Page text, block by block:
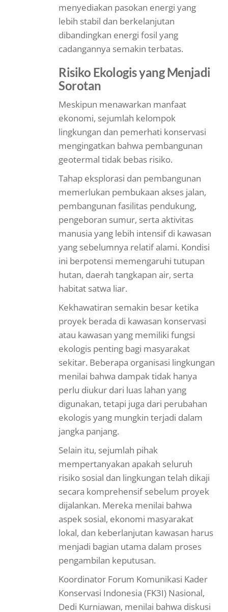
menyediakan pasokan energi yang
lebih stabil dan berkelanjutan
dibandingkan energi fosil yang
cadangannya semakin terbatas.
Risiko Ekologis yang Menjadi
Sorotan
Meskipun menawarkan manfaat
ekonomi, sejumlah kelompok
lingkungan dan pemerhati konservasi
mengingatkan bahwa pembangunan
geotermal tidak bebas risiko.
Tahap eksplorasi dan pembangunan
memerlukan pembukaan akses jalan,
pembangunan fasilitas pendukung,
pengeboran sumur, serta aktivitas
manusia yang lebih intensif di kawasan
yang sebelumnya relatif alami. Kondisi
ini berpotensi memengaruhi tutupan
hutan, daerah tangkapan air, serta
habitat satwa liar.
Kekhawatiran semakin besar ketika
proyek berada di kawasan konservasi
atau kawasan yang memiliki fungsi
ekologis penting bagi masyarakat
sekitar. Beberapa organisasi lingkungan
menilai bahwa dampak tidak hanya
perlu diukur dari luas lahan yang
digunakan, tetapi juga dari perubahan
ekologis yang mungkin terjadi dalam
jangka panjang.
Selain itu, sejumlah pihak
mempertanyakan apakah seluruh
risiko sosial dan lingkungan telah dikaji
secara komprehensif sebelum proyek
dijalankan. Mereka menilai bahwa
aspek sosial, ekonomi masyarakat
lokal, dan keberlanjutan kawasan harus
menjadi bagian utama dalam proses
pengambilan keputusan.
Koordinator Forum Komunikasi Kader
Konservasi Indonesia (FK3I) Nasional,
Dedi Kurniawan, menilai bahwa diskusi